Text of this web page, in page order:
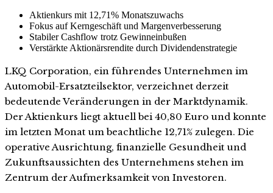
Aktienkurs mit 12,71% Monatszuwachs
Fokus auf Kerngeschäft und Margenverbesserung
Stabiler Cashflow trotz Gewinneinbußen
Verstärkte Aktionärsrendite durch Dividendenstrategie
LKQ Corporation, ein führendes Unternehmen im
Automobil-Ersatzteilsektor, verzeichnet derzeit
bedeutende Veränderungen in der Marktdynamik.
Der Aktienkurs liegt aktuell bei 40,80 Euro und konnte
im letzten Monat um beachtliche 12,71% zulegen. Die
operative Ausrichtung, finanzielle Gesundheit und
Zukunftsaussichten des Unternehmens stehen im
Zentrum der Aufmerksamkeit von Investoren.